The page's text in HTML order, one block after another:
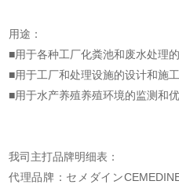
用途：
■用于各种工厂化粪池和废水处理
■用于工厂和处理设施的设计和施
■用于水产养殖养殖环境的监测和
我司主打品牌明细表：
代理品牌：セメダイン